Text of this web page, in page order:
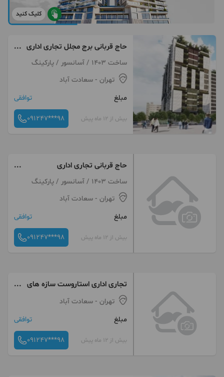
کلیک کنید
حاج قربانی برج مجلل تجاری اداری
استاروست
ساخت 1403 / آسانسور / پارکینگ
تهران - سعادت آباد
مبلغ
توافقی
بیش از 12 ماه پیش 091247***98
حاج قربانی تجاری اداری
استاروست
ساخت 1403 / آسانسور / پارکینگ
تهران - سعادت آباد
مبلغ
توافقی
بیش از 12 ماه پیش 091247***98
تجاری اداری استاروست سازه های
جناب قربانی
تهران - سعادت آباد
مبلغ
توافقی
بیش از 12 ماه پیش 091247***98